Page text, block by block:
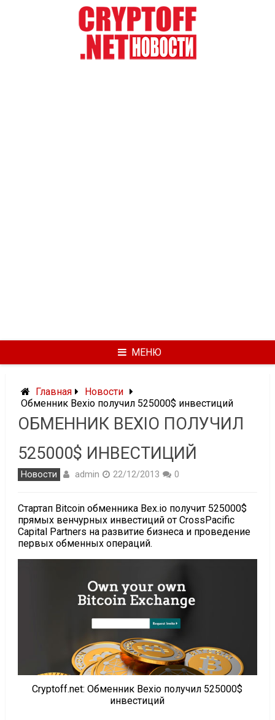
МЕНЮ
Главная
Новости
Обменник Bexio получил 525000$ инвестиций
ОБМЕННИК BEXIO ПОЛУЧИЛ
525000$ ИНВЕСТИЦИЙ
Новости admin 22/12/2013 0
Стартап Bitcoin обменника Bex.io получит 525000$
прямых венчурных инвестиций от CrossPacific
Capital Partners на развитие бизнеса и проведение
первых обменных операций.
Cryptoff.net: Обменник Bexio получил 525000$
инвестиций